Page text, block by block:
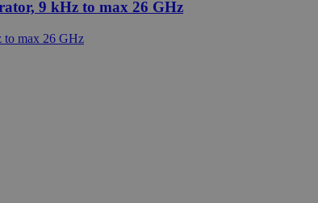
9 kHz to max 26 GHz